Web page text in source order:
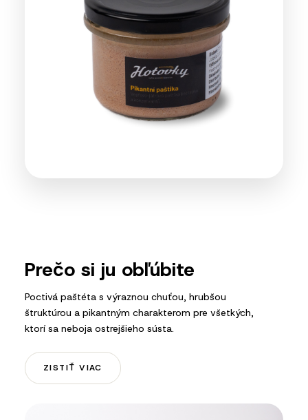
Prečo si ju obľúbite
Poctivá paštéta s výraznou chuťou, hrubšou
štruktúrou a pikantným charakterom pre všetkých,
ktorí sa neboja ostrejšieho sústa.
ZISTIŤ VIAC